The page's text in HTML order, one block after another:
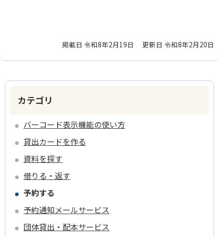
掲載日 令和8年2月19日 更新日 令和8年2月20日
カテゴリ
バーコード表示機能の使い方
貸出カードを作る
資料を探す
借りる・返す
予約する
予約通知メールサービス
団体貸出・配本サービス